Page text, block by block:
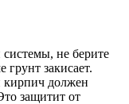
не берите
закисает.
кирпич должен
защитит от